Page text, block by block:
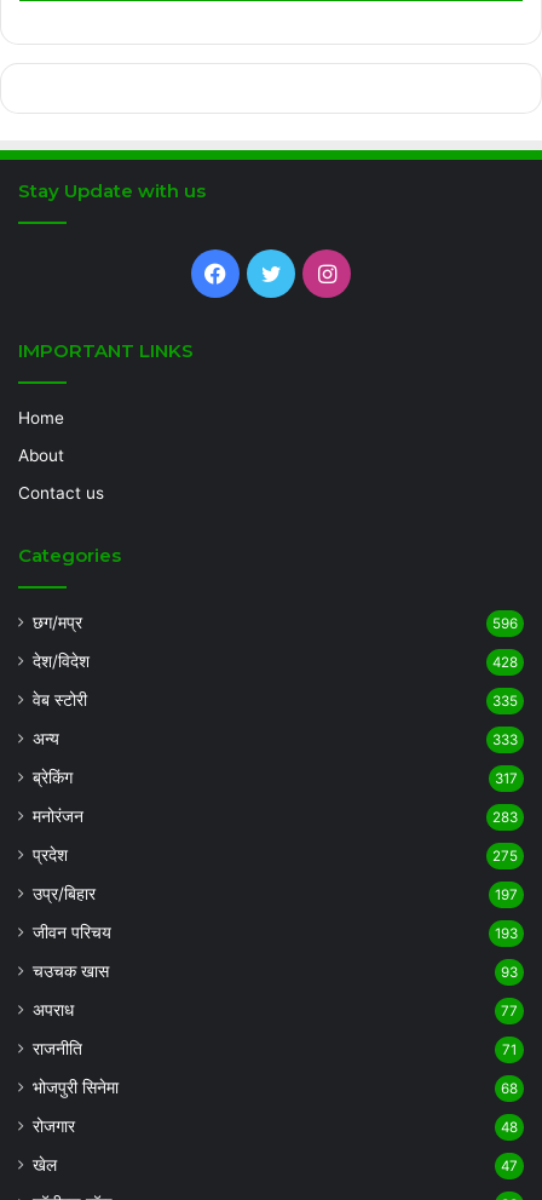
Stay Update with us
Facebook
TwitterInstagram
IMPORTANT LINKS
Home
About
Contact us
Categories
छग/मप्र 596
देश/विदेश 428
वेब स्टोरी 335
अन्य 333
ब्रेकिंग 317
मनोरंजन 283
प्रदेश 275
उप्र/बिहार 197
जीवन परिचय 193
चउचक खास 93
अपराध 77
राजनीति 71
भोजपुरी सिनेमा 68
रोजगार 48
खेल 47